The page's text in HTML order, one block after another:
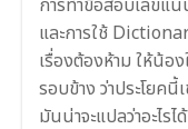
การทำข้อสอบเลขแ
และการใช้
เรื่องต้องห้าม ให้น้อ
รอบข้าง ว่าประโยคนี้
มันน่าจะแปลว่าอะไรไ